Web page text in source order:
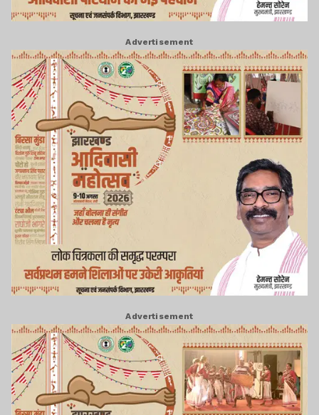
Advertisement
Advertisement